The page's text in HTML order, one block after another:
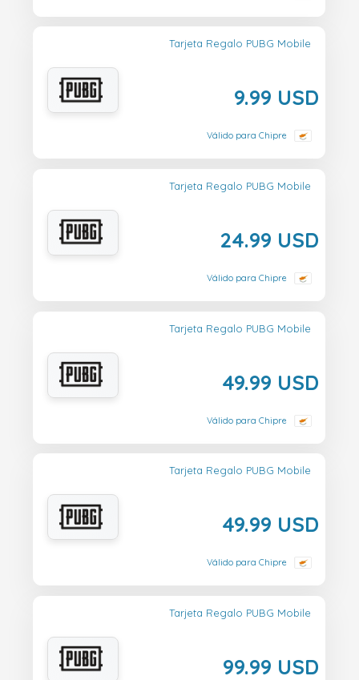
Tarjeta Regalo PUBG Mobile
9.99 USD
Válido para Chipre
Tarjeta Regalo PUBG Mobile
24.99 USD
Válido para Chipre
Tarjeta Regalo PUBG Mobile
49.99 USD
Válido para Chipre
Tarjeta Regalo PUBG Mobile
49.99 USD
Válido para Chipre
Tarjeta Regalo PUBG Mobile
99.99 USD